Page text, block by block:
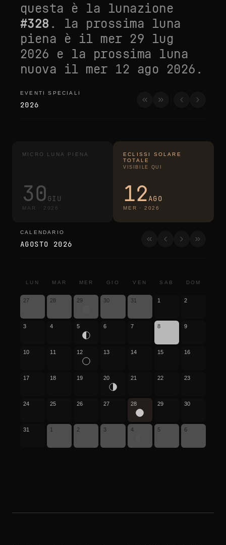
questa è la lunazione
#328 . la prossima luna
piena è il mer 29 lug
2026 e la prossima luna
nuova il mer 12 ago 2026 .
eventi speciali
EVENTI SPECIALI
2026
MICRO LUNA PIENA
30 GIU
MAR · 2026
ECLISSI SOLARE
TOTALE
VISIBILE QUI
12AGO
MER · 2026
calendario
CALENDARIO
AGOSTO 2026
LUN MAR MER GIO VEN SAB DOM
27 28 29 30 31 1 2
3 4 5 6 7 8 9
10 11 12 13 14 15 16
17 18 19 20 21 22 23
24 25 26 27 28 29 30
31 1 2 3 4 5 6